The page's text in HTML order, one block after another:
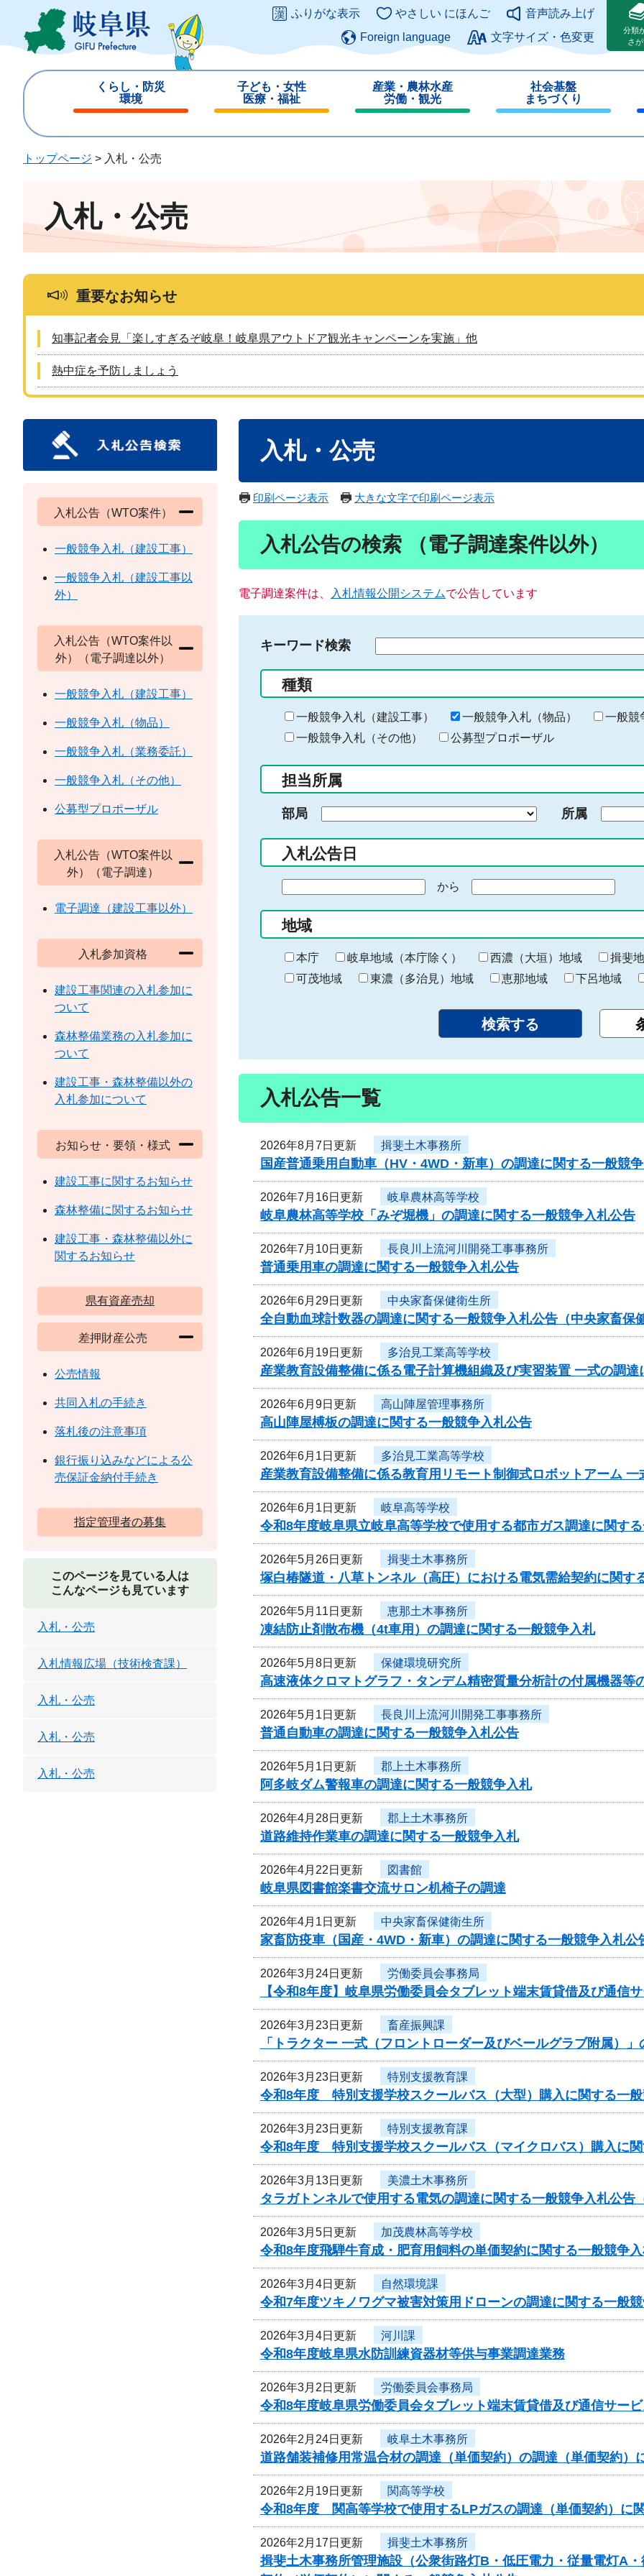
ジ
ュ
このページの本文へ
ふりがな表示 やさしい にほんご
音声読み上げ
Foreign language
文字サイズ・色変更
分類
さ
くらし・防災
環境
じ
子ども・女性
医療・福祉
じ
産業・農林水産
労働・観光
じ
社会基盤
まちづくり
じ
トップページ > 入札・公売
入札・公売
重要なお知らせ
知事記者会見「楽しすぎるぞ岐阜！岐阜県アウトドア観光キャンペーンを実施」他
熱中症を予防しましょう
入札・公売
印刷ページ表示 大きな文字で印刷ページ表示
入札公告の検索 （電子調達案件以外）
電子調達案件は、 入札情報公開システムで公告しています
キーワード検索
る
キ
ー
ー
入
力
種類
一般競争入札（建設工事） 一般競争入札（物品）
一般競
一般競争入札（その他）
公募型プロポーザル
担当所属
部局 所属
入札公告日
の
始
ま
り
から
終
わ
り
地域
本庁 岐阜地域（本庁除く） 西濃（大垣）地域 揖斐
可茂地域
東濃（多治見）地域 恵那地域 下呂地域
入札公告一覧
2026年8月7日更新 揖斐土木事務所
国産普通乗用自動車（HV・4WD・新車）の調達に関する一般競
2026年7月16日更新 岐阜農林高等学校
岐阜農林高等学校「みぞ堀機」の調達に関する一般競争入札公告
2026年7月10日更新 長良川上流河川開発工事事務所
普通乗用車の調達に関する一般競争入札公告
2026年6月29日更新 中央家畜保健衛生所
全自動血球計数器の調達に関する一般競争入札公告（中央家畜保
2026年6月19日更新 多治見工業高等学校
産業教育設備整備に係る電子計算機組織及び実習装置 一式の調
2026年6月9日更新 高山陣屋管理事務所
高山陣屋榑板の調達に関する一般競争入札公告
2026年6月1日更新 多治見工業高等学校
産業教育設備整備に係る教育用リモート制御式ロボットアーム 一
2026年6月1日更新 岐阜高等学校
令和8年度岐阜県立岐阜高等学校で使用する都市ガス調達に関す
2026年5月26日更新 揖斐土木事務所
塚白椿隧道・八草トンネル（高圧）における電気需給契約に関す
2026年5月11日更新 恵那土木事務所
凍結防止剤散布機（4t車用）の調達に関する一般競争入札
2026年5月8日更新 保健環境研究所
高速液体クロマトグラフ・タンデム精密質量分析計の付属機器等
2026年5月1日更新 長良川上流河川開発工事事務所
普通自動車の調達に関する一般競争入札公告
2026年5月1日更新 郡上土木事務所
阿多岐ダム警報車の調達に関する一般競争入札
2026年4月28日更新 郡上土木事務所
道路維持作業車の調達に関する一般競争入札
2026年4月22日更新 図書館
岐阜県図書館楽書交流サロン机椅子の調達
2026年4月1日更新 中央家畜保健衛生所
家畜防疫車（国産・4WD・新車）の調達に関する一般競争入札公
2026年3月24日更新 労働委員会事務局
【令和8年度】岐阜県労働委員会タブレット端末賃貸借及び通信
2026年3月23日更新 畜産振興課
「トラクター 一式（フロントローダー及びベールグラブ附属）
2026年3月23日更新 特別支援教育課
令和8年度 特別支援学校スクールバス（大型）購入に関する一
2026年3月23日更新 特別支援教育課
令和8年度 特別支援学校スクールバス（マイクロバス）購入に
2026年3月13日更新 美濃土木事務所
タラガトンネルで使用する電気の調達に関する一般競争入札公告
2026年3月5日更新 加茂農林高等学校
令和8年度飛騨牛育成・肥育用飼料の単価契約に関する一般競争
2026年3月4日更新 自然環境課
令和7年度ツキノワグマ被害対策用ドローンの調達に関する一般
2026年3月4日更新 河川課
令和8年度岐阜県水防訓練資器材等供与事業調達業務
2026年3月2日更新 労働委員会事務局
令和8年度岐阜県労働委員会タブレット端末賃貸借及び通信サー
2026年2月24日更新 岐阜土木事務所
道路舗装補修用常温合材の調達（単価契約）の調達（単価契約）
2026年2月19日更新 関高等学校
令和8年度 関高等学校で使用するLPガスの調達（単価契約）に
2026年2月17日更新 揖斐土木事務所
揖斐土木事務所管理施設（公衆街路灯B・低圧電力・従量電灯A
入札公告（WTO案件）
一般競争入札（建設工事）
一般競争入札（建設工事以
外）
入札公告（WTO案件以
外）（電子調達以外）
一般競争入札（建設工事）
一般競争入札（物品）
一般競争入札（業務委託）
一般競争入札（その他）
公募型プロポーザル
入札公告（WTO案件以
外）（電子調達）
電子調達（建設工事以外）
入札参加資格
建設工事関連の入札参加に
ついて
森林整備業務の入札参加に
ついて
建設工事・森林整備以外の
入札参加について
お知らせ・要領・様式
建設工事に関するお知らせ
森林整備に関するお知らせ
建設工事・森林整備以外に
関するお知らせ
県有資産売却
差押財産公売
公売情報
共同入札の手続き
落札後の注意事項
銀行振り込みなどによる公
売保証金納付手続き
指定管理者の募集
このページを見ている人は
こんなページも見ています
入札・公売
入札情報広場（技術検査課）
入札・公売
入札・公売
入札・公売